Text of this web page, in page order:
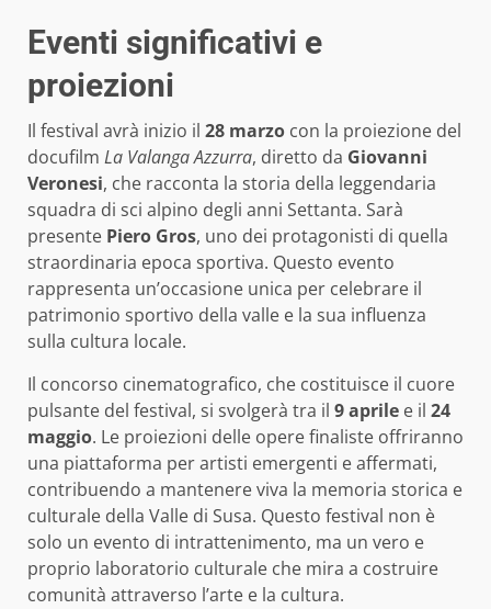
Eventi significativi e
proiezioni
Il festival avrà inizio il 28 marzo con la proiezione del
docufilm La Valanga Azzurra, diretto da Giovanni
Veronesi, che racconta la storia della leggendaria
squadra di sci alpino degli anni Settanta. Sarà
presente Piero Gros, uno dei protagonisti di quella
straordinaria epoca sportiva. Questo evento
rappresenta un’occasione unica per celebrare il
patrimonio sportivo della valle e la sua influenza
sulla cultura locale.
Il concorso cinematografico, che costituisce il cuore
pulsante del festival, si svolgerà tra il 9 aprile e il 24
maggio. Le proiezioni delle opere finaliste offriranno
una piattaforma per artisti emergenti e affermati,
contribuendo a mantenere viva la memoria storica e
culturale della Valle di Susa. Questo festival non è
solo un evento di intrattenimento, ma un vero e
proprio laboratorio culturale che mira a costruire
comunità attraverso l’arte e la cultura.